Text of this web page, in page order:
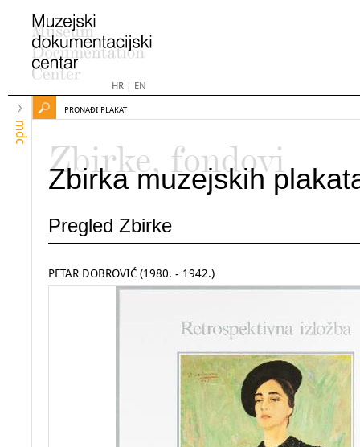
HR| EN
mdc
PRONAĐI PLAKAT
Zbirke, fondovi
Zbirka muzejskih
Pregled Zbirke
PETAR DOBROVIĆ (1980. - 1942.)